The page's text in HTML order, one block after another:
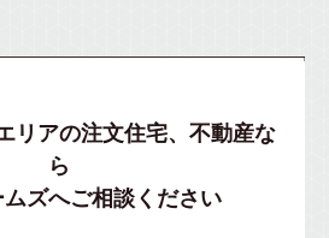
リアの注文住宅、不動産な
ら
ムズへご相談ください